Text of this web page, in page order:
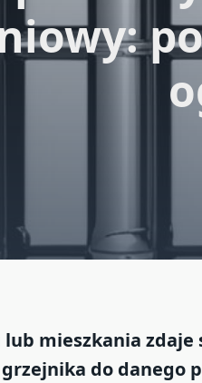
lub mieszkania
do danego